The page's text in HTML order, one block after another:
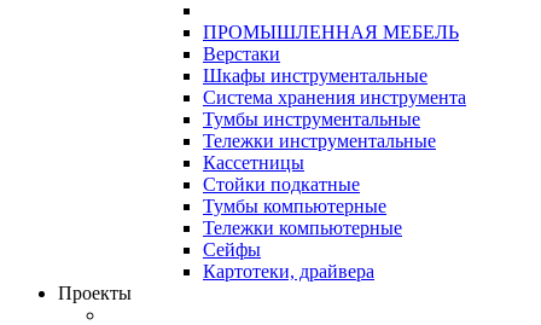
ПРОМЫШЛЕННАЯ МЕБЕЛЬ
Верстаки
Шкафы инструментальные
Система хранения инструмента
Тумбы инструментальные
Тележки инструментальные
Кассетницы
Стойки подкатные
Тумбы компьютерные
Тележки компьютерные
Сейфы
Картотеки, драйвера
Проекты